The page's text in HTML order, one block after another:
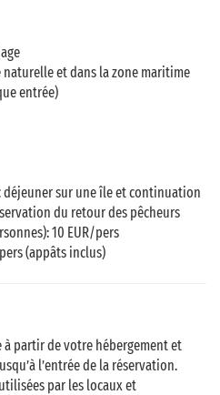
et dans la zone maritime
entrée)
déjeuner sur une île et continuation
du retour des pêcheurs
10 EUR/pers
(appâts inclus)
à partir de votre hébergement et
l’entrée de la réservation.
par les locaux et